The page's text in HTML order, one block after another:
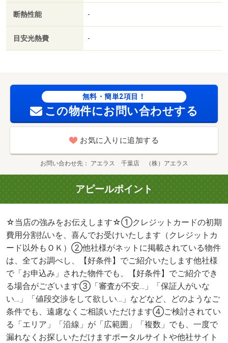
断熱性能 -
目安光熱費 -
無料・簡単2項目！
この物件にお問い合わせする
お気に入りに追加する
お問い合わせ先 アエラス 千葉店 （株）アエラス
アピールポイント
☆当店の強みをお伝えします☆①クレジットカードの初期
費用分割払いを、喜んでお受けいたします（クレジットカ
ード以外もＯＫ）②他社様がネットに掲載されている物件
は、全てお調べし、【好条件】でご紹介いたします他社様
で「お申込み」された物件でも、【好条件】でご紹介でき
る場合がございます③「審査が不安…」「保証人がいな
い…」「値段交渉をして欲しい…」などなど、どのようなご
条件でも、遠慮なくご相談いただけます④ご検討されてい
る「エリア」「沿線」が「広範囲」「複数」でも、一度で
漏れなくお探しいただけますポータルサイトや他社サイト